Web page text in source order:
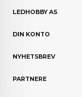
LEDHOBBY AS
DIN KONTO
NYHETSBREV
PARTNERE